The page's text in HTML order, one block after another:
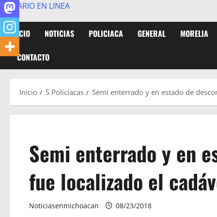
DIARIO EN LINEA
INICIO NOTICIAS POLICIACA GENERAL MORELIA
CONTACTO
Inicio S Policiacas Semi enterrado y en estado de
Semi enterrado y en
fue localizado el
Noticiasenmichoacan 08/23/2018